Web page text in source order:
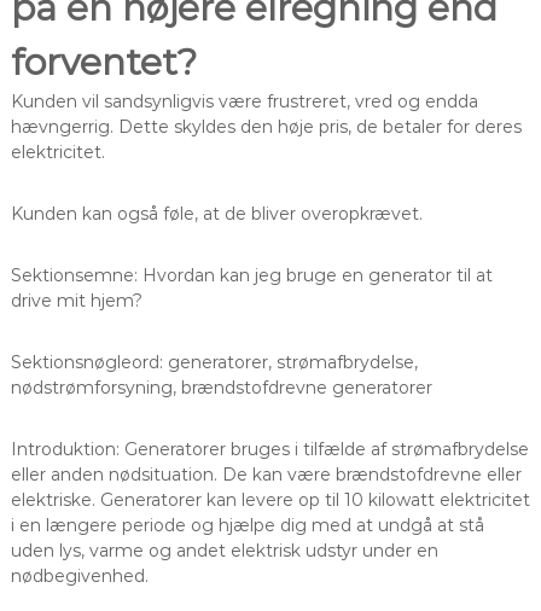
forventet?
Kunden vil sandsynligvis være frustreret, vred og endda
hævngerrig. Dette skyldes den høje pris, de betaler for deres
elektricitet.
Kunden kan også føle, at de bliver overopkrævet.
Sektionsemne: Hvordan kan jeg bruge en generator til at
drive mit hjem?
Sektionsnøgleord: generatorer, strømafbrydelse,
nødstrømforsyning, brændstofdrevne generatorer
Introduktion: Generatorer bruges i tilfælde af strømafbrydelse
eller anden nødsituation. De kan være brændstofdrevne eller
elektriske. Generatorer kan levere op til 10 kilowatt elektricitet
i en længere periode og hjælpe dig med at undgå at stå
uden lys, varme og andet elektrisk udstyr under en
nødbegivenhed.